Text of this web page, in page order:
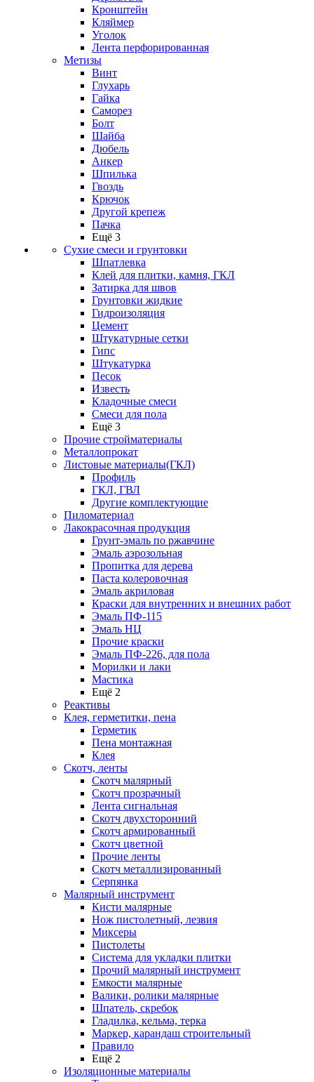
Кронштейн
Кляймер
Уголок
Лента перфорированная
Метизы
Винт
Глухарь
Гайка
Саморез
Болт
Шайба
Дюбель
Анкер
Шпилька
Гвоздь
Крючок
Другой крепеж
Пачка
Ещё 3
Сухие смеси и грунтовки
Шпатлевка
Клей для плитки, камня, ГКЛ
Затирка для швов
Грунтовки жидкие
Гидроизоляция
Цемент
Штукатурные сетки
Гипс
Штукатурка
Песок
Известь
Кладочные смеси
Смеси для пола
Ещё 3
Прочие стройматериалы
Металлопрокат
Листовые материалы(ГКЛ)
Профиль
ГКЛ, ГВЛ
Другие комплектующие
Пиломатериал
Лакокрасочная продукция
Грунт-эмаль по ржавчине
Эмаль аэрозольная
Пропитка для дерева
Паста колеровочная
Эмаль акриловая
Краски для внутренних и внешних работ
Эмаль ПФ-115
Эмаль НЦ
Прочие краски
Эмаль ПФ-226, для пола
Морилки и лаки
Мастика
Ещё 2
Реактивы
Клея, герметитки, пена
Герметик
Пена монтажная
Клея
Скотч, ленты
Скотч малярный
Скотч прозрачный
Лента сигнальная
Скотч двухсторонний
Скотч армированный
Скотч цветной
Прочие ленты
Скотч металлизированный
Серпянка
Малярный инструмент
Кисти малярные
Нож пистолетный, лезвия
Миксеры
Пистолеты
Система для укладки плитки
Прочий малярный инструмент
Емкости малярные
Валики, ролики малярные
Шпатель, скребок
Гладилка, кельма, терка
Маркер, карандаш строительный
Правило
Ещё 2
Изоляционные материалы